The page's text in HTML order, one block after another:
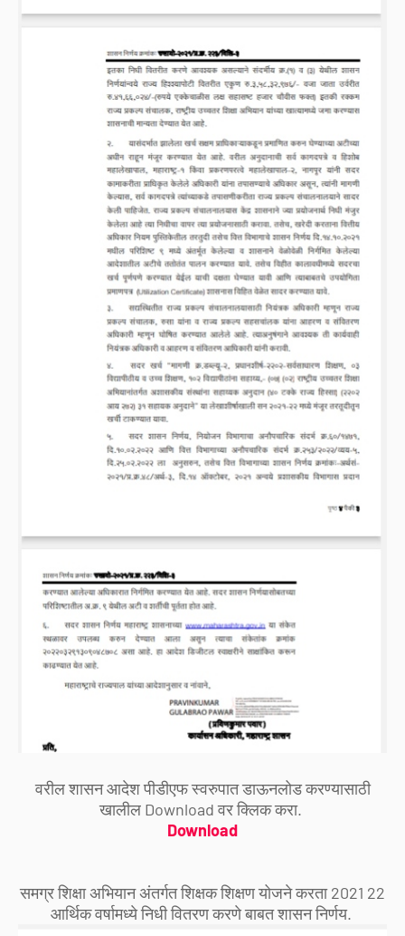
वरील शासन आदेश पीडीएफ स्वरुपात डाऊनलोड करण्यासाठी
खालील Download वर क्लिक करा.
Download
समग्र शिक्षा अभियान अंतर्गत शिक्षक शिक्षण योजने करता 2021 22
आर्थिक वर्षामध्ये निधी वितरण करणे बाबत शासन निर्णय.